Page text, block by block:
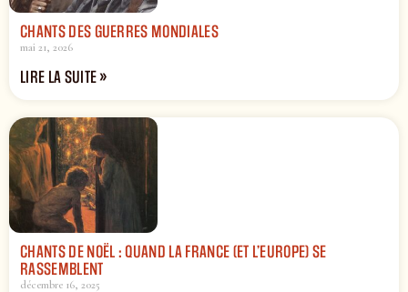
CHANTS DES GUERRES MONDIALES
mai 21, 2026
LIRE LA SUITE »
CHANTS DE NOËL : QUAND LA FRANCE (ET L’EUROPE) SE
RASSEMBLENT
décembre 16, 2025